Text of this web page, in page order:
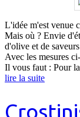
L'idée m'est venue
Mais où ? Envie
d'olive et de
Avec les mesures
Il vous faut : Pour
lire la suite